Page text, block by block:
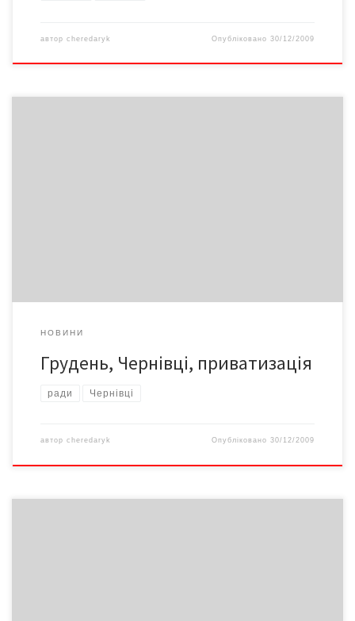
автор cheredaryk Опубліковано30/12/2009
НОВИНИ
Грудень, Чернівці, приватизація
ради Чернівці
автор cheredaryk Опубліковано30/12/2009